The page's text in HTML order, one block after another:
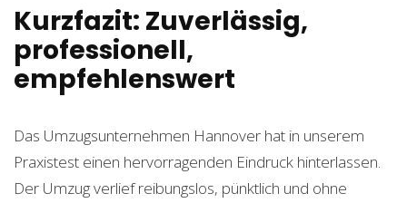
Kurzfazit: Zuverlässig,
professionell,
empfehlenswert
Das Umzugsunternehmen Hannover hat in unserem
Praxistest einen hervorragenden Eindruck hinterlassen.
Der Umzug verlief reibungslos, pünktlich und ohne